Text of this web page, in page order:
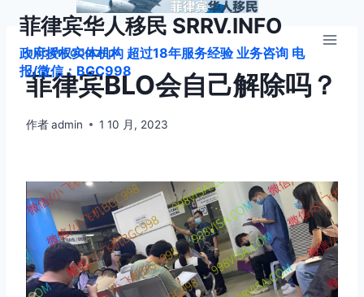
菲律宾华人移民 SRRV.INFO
政府授权实体机构 超过18年服务经验 业务咨询 电
报/微信：BGC998
UNCATEGORIZED
菲律宾BLO会自己解除吗？
作者admin 1 10 月, 2023